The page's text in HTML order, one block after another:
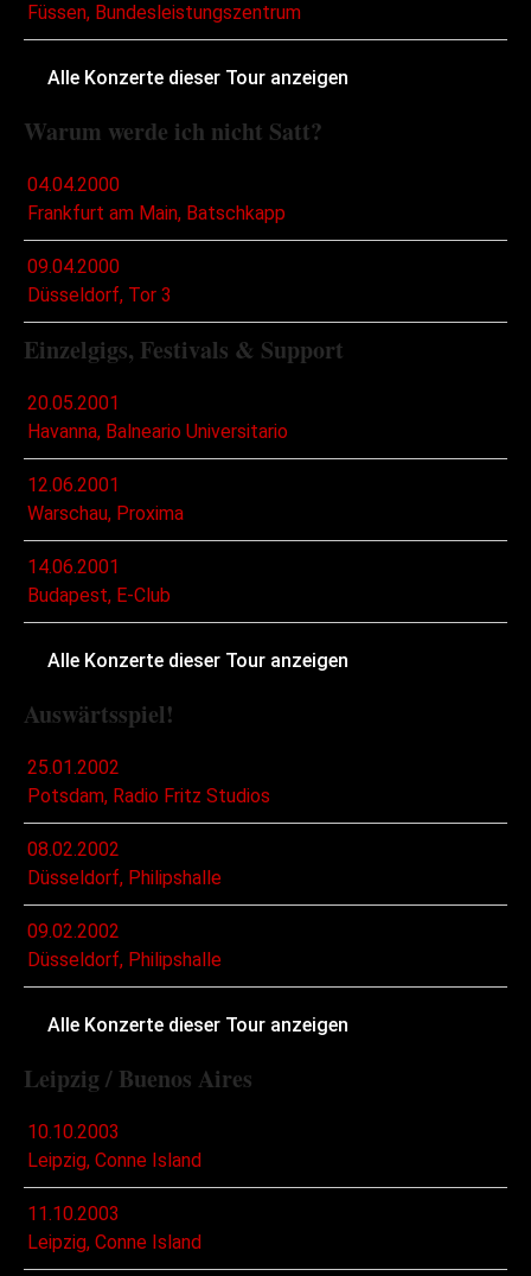
Füssen, Bundesleistungszentrum
Alle Konzerte dieser Tour anzeigen
Warum werde ich nicht Satt?
04.04.2000
Frankfurt am Main, Batschkapp
09.04.2000
Düsseldorf, Tor 3
Einzelgigs, Festivals & Support
20.05.2001
Havanna, Balneario Universitario
12.06.2001
Warschau, Proxima
14.06.2001
Budapest, E-Club
Alle Konzerte dieser Tour anzeigen
Auswärtsspiel!
25.01.2002
Potsdam, Radio Fritz Studios
08.02.2002
Düsseldorf, Philipshalle
09.02.2002
Düsseldorf, Philipshalle
Alle Konzerte dieser Tour anzeigen
Leipzig / Buenos Aires
10.10.2003
Leipzig, Conne Island
11.10.2003
Leipzig, Conne Island